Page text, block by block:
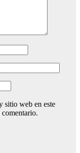
sitio web en este